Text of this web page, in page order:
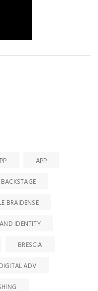
APP
BACKSTAGE
BRAIDENSE
IDENTITY
BRESCIA
DIGITAL ADV